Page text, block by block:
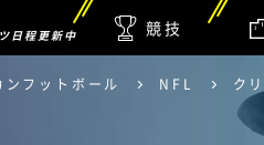
日程更新中 競技
ンフットボール NFL ク